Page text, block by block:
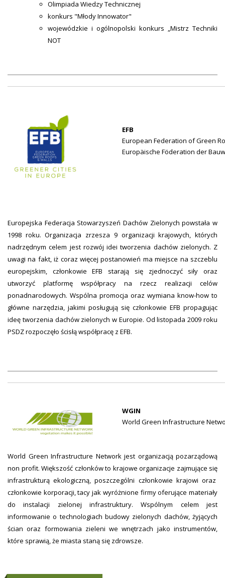
Olimpiada Wiedzy Technicznej
konkurs "Młody Innowator"
wojewódzkie i ogólnopolski konkurs „Mistrz Techniki
NOT
EFB
European Federation of Green
Europäische Föderation der
Europejska Federacja Stowarzyszeń Dachów Zielonych powstała w
1998 roku. Organizacja zrzesza 9 organizacji krajowych, których
nadrzędnym celem jest rozwój idei tworzenia dachów zielonych. Z
uwagi na fakt, iż coraz więcej postanowień ma miejsce na szczeblu
europejskim, członkowie EFB starają się zjednoczyć siły oraz
utworzyć platformę współpracy na rzecz realizacji celów
ponadnarodowych. Wspólna promocja oraz wymiana know-how to
główne narzędzia, jakimi posługują się członkowie EFB propagując
ideę tworzenia dachów zielonych w Europie. Od listopada 2009 roku
PSDZ rozpoczęło ścisłą współpracę z EFB.
WGIN
World Green Infrastructure
World Green Infrastructure Network jest organizacją pozarządową
non profit. Większość członków to krajowe organizacje zajmujące się
infrastrukturą ekologiczną, poszczególni członkowie krajowi oraz
członkowie korporacji, tacy jak wyróżnione firmy oferujące materiały
do instalacji zielonej infrastruktury. Wspólnym celem jest
informowanie o technologiach budowy zielonych dachów, żyjących
ścian oraz formowania zieleni we wnętrzach jako instrumentów,
które sprawią, że miasta staną się zdrowsze.